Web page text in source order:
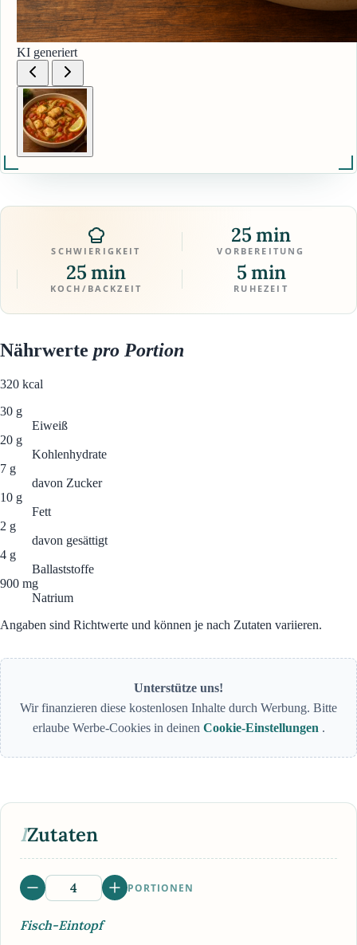
KI generiert
SCHWIERIGKEIT
25 min
VORBEREITUNG
25 min
KOCH/BACKZEIT
5 min
RUHEZEIT
Nährwerte pro Portion
320 kcal
30 g
Eiweiß
20 g
Kohlenhydrate
7 g
davon Zucker
10 g
Fett
2 g
davon gesättigt
4 g
Ballaststoffe
900 mg
Natrium
Angaben sind Richtwerte und können je nach Zutaten variieren.
Unterstütze uns!
Wir finanzieren diese kostenlosen Inhalte durch Werbung. Bitte
erlaube Werbe-Cookies in deinen Cookie-Einstellungen .
IZutaten
PORTIONEN
Fisch-Eintopf